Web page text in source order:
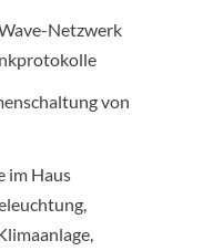
Netzwerk
von
im Haus